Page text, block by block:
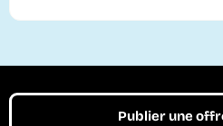
Publier une